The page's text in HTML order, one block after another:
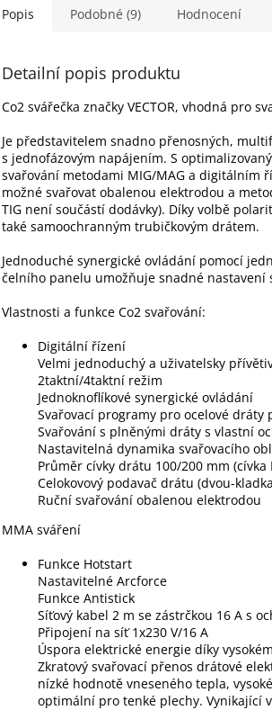
oblouk a...
Popis Podobné (9) Hodnocení
Detailní popis produktu
Co2 svářečka značky VECTOR, vhodná pro
Je představitelem snadno přenosných,
s jednofázovým napájením. S
svařování metodami MIG/MAG a digitálním
možné svařovat obalenou elektrodou a
TIG není součástí dodávky). Díky volbě
také samoochranným trubičkovým drátem.
Jednoduché synergické ovládání pomocí
čelního panelu umožňuje snadné nastavení
Vlastnosti a funkce Co2 svařování:
Digitální řízení
Velmi jednoduchý a uživatelsky
2taktní/4taktní režim
Jednoknoflíkové synergické ovládání
Svařovací programy pro ocelové dráty
Svařování s plněnými dráty s vlastní
Nastavitelná dynamika svařovacího
Průměr cívky drátu 100/200 mm (cívka
Celokovový podavač drátu (dvou-
Ruční svařování obalenou elektrodou
MMA sváření
Funkce Hotstart
Nastavitelné Arcforce
Funkce Antistick
Síťový kabel 2 m se zástrčkou 16 A s
Připojení na síť 1x230 V/16 A
Úspora elektrické energie díky
Zkratový svařovací přenos drátové
nízké hodnotě vneseného tepla,
optimální pro tenké plechy. Vynikající